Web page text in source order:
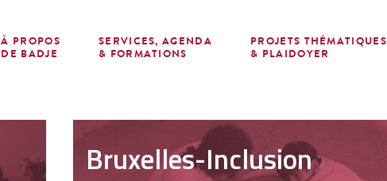
À PROPOS
DE BADJE
SERVICES, AGENDA
& FORMATIONS
PROJETS THÉMATIQUES
& PLAIDOYER
Bruxelles-Inclusion